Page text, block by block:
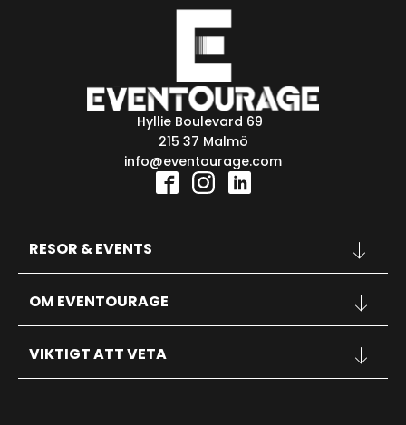
Hyllie Boulevard 69
215 37 Malmö
info@eventourage.com
RESOR & EVENTS
SPORT
KONSERTER
INSPIRATION
OM EVENTOURAGE
KONTAKT
FAQ
VIKTIGT ATT VETA